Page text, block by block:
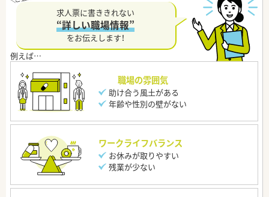
求人票に書ききれない
“詳しい職場情報”
をお伝えします！
職場の雰囲気
助け合う風土がある
年齢や性別の壁がない
ワークライフバランス
お休みが取りやすい
残業が少ない